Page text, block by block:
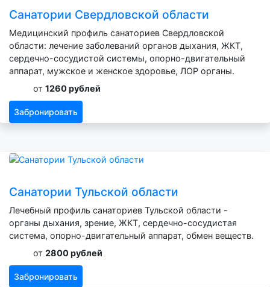
Санатории Свердловской области
Медицинский профиль санаториев Свердловской
области: лечение заболеваний органов дыхания, ЖКТ,
сердечно-сосудистой системы, опорно-двигательный
аппарат, мужское и женское здоровье, ЛОР органы.
от 1260 рублей
Забронировать
Санатории Тульской области
Лечебный профиль санаториев Тульской области -
органы дыхания, зрение, ЖКТ, сердечно-сосудистая
система, опорно-двигательный аппарат, обмен веществ.
от 2800 рублей
Забронировать